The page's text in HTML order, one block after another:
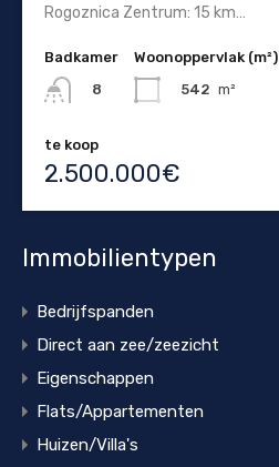
Rogoznica Zentrum: 15 km…
Badkamer
8
Woonoppervlak (m²)
542 m²
te koop
2.500.000€
Immobilientypen
Bedrijfspanden
Direct aan zee/zeezicht
Eigenschappen
Flats/Appartementen
Huizen/Villa's